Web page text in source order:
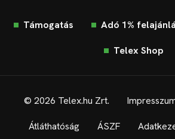
Támogatás Adó 1%
Telex Shop
© 2026 Telex.hu Zrt.
Átláthatóság ÁSZF